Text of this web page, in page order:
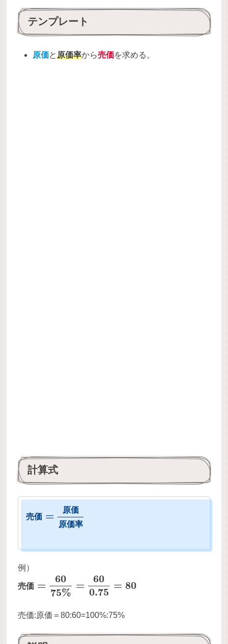
テンプレート
原価と原価率から売価を求める。
計算式
売価 = 原価
原価率
例）
売価 =
60
75%
=
60
0.75
= 80
売価:原価＝80:60=100%:75%